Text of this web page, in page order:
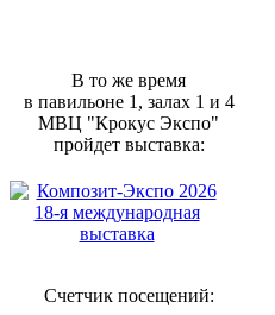
В то же время
в павильоне 1, залах 1 и 4
МВЦ "Крокус Экспо"
пройдет выставка:
Счетчик посещений: